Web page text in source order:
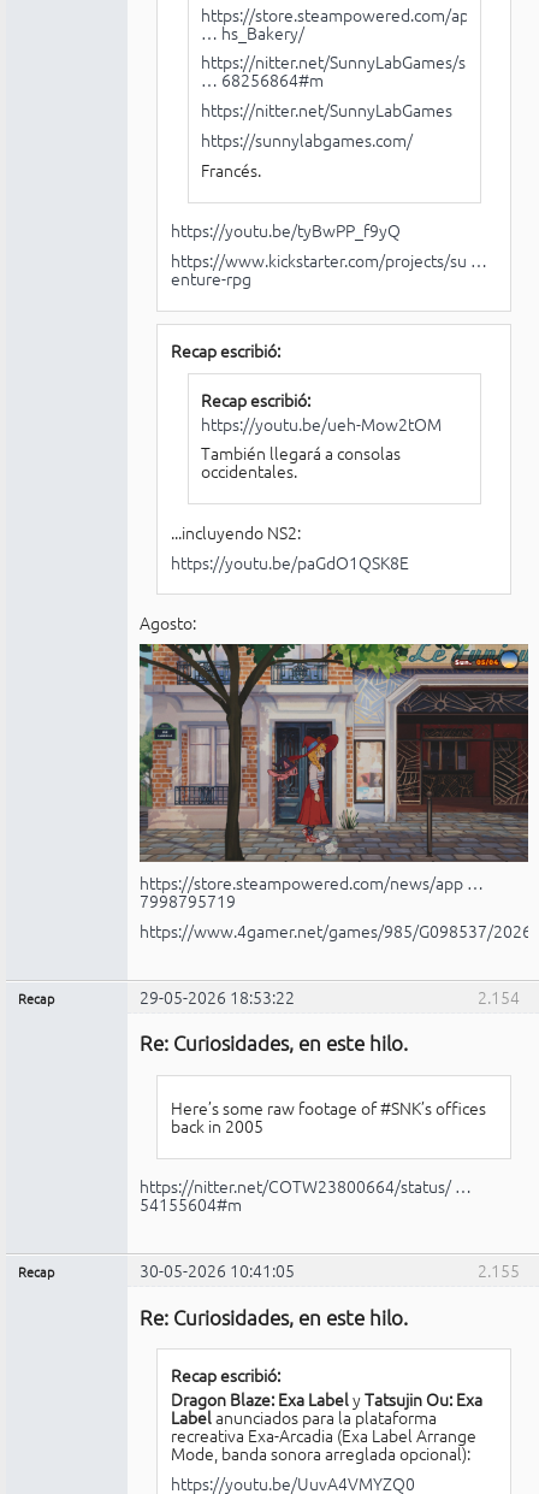
https://store.steampowered.com/app/2967
… hs_Bakery/
https://nitter.net/SunnyLabGames/status
… 68256864#m
https://nitter.net/SunnyLabGames
https://sunnylabgames.com/
Francés.
https://youtu.be/tyBwPP_f9yQ
https://www.kickstarter.com/projects/su …
enture-rpg
Recap escribió:
Recap escribió:
https://youtu.be/ueh-Mow2tOM
También llegará a consolas
occidentales.
...incluyendo NS2:
https://youtu.be/paGdO1QSK8E
Agosto:
https://store.steampowered.com/news/app …
7998795719
https://www.4gamer.net/games/985/G098537/
2.154
Recap 29-05-2026 18:53:22
Re: Curiosidades, en este hilo.
Here’s some raw footage of #SNK’s offices
back in 2005
https://nitter.net/COTW23800664/status/ …
54155604#m
2.155
Recap 30-05-2026 10:41:05
Re: Curiosidades, en este hilo.
Recap escribió:
Dragon Blaze: Exa LabelyTatsujin Ou: Exa
Labelanunciados para la plataforma
recreativa Exa-Arcadia (Exa Label Arrange
Mode, banda sonora arreglada opcional):
https://youtu.be/UuvA4VMYZQ0